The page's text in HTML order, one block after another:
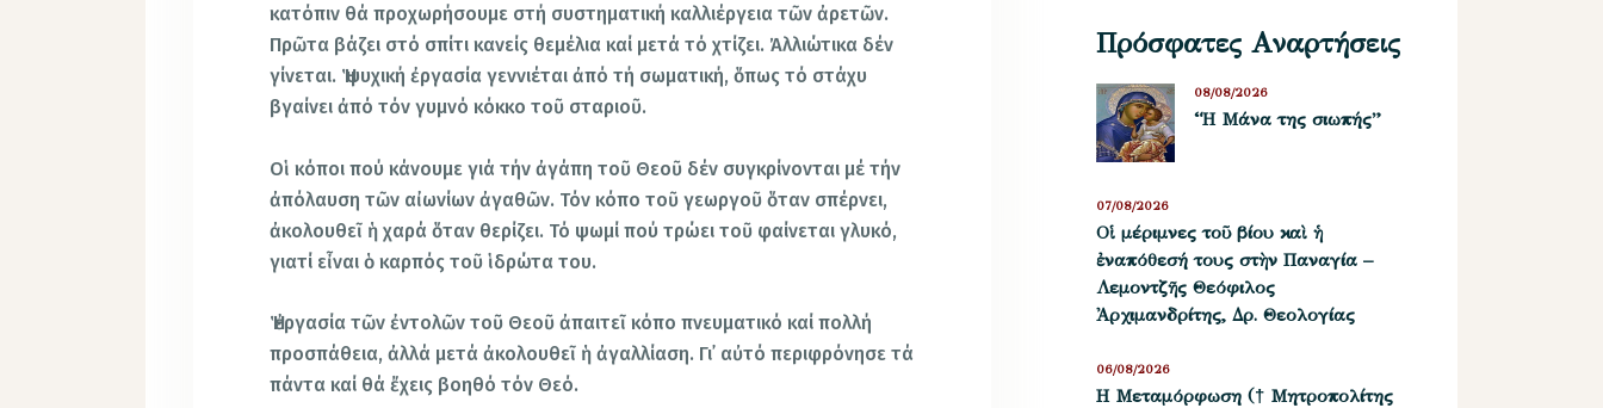
κατόπιν θά προχωρήσουμε στή συστηματική καλλιέργεια τῶν ἀρετῶν.
Πρῶτα βάζει στό σπίτι κανείς θεμέλια καί μετά τό χτίζει. Ἀλλιώτικα δέν
γίνεται. Ἡ ψυχική ἐργασία γεννιέται ἀπό τή σωματική, ὅπως τό στάχυ
βγαίνει ἀπό τόν γυμνό κόκκο τοῦ σταριοῦ.
Οἱ κόποι πού κάνουμε γιά τήν ἀγάπη τοῦ Θεοῦ δέν συγκρίνονται μέ τήν
ἀπόλαυση τῶν αἰωνίων ἀγαθῶν. Τόν κόπο τοῦ γεωργοῦ ὅταν σπέρνει,
ἀκολουθεῖ ἡ χαρά ὅταν θερίζει. Τό ψωμί πού τρώει τοῦ φαίνεται γλυκό,
γιατί εἶναι ὁ καρπός τοῦ ἱδρώτα του.
Ἡ ἐργασία τῶν ἐντολῶν τοῦ Θεοῦ ἀπαιτεῖ κόπο πνευματικό καί πολλή
προσπάθεια, ἀλλά μετά ἀκολουθεῖ ἡ ἀγαλλίαση. Γι᾿ αὐτό περιφρόνησε τά
πάντα καί θά ἔχεις βοηθό τόν Θεό.
Πρόσφατες Αναρτήσεις
“Η Μάνα της σιωπής”
08/08/2026
Οἱ μέριμνες τοῦ βίου καὶ ἡ
ἐναπόθεσή τους στὴν Παναγία –
Λεμοντζῆς Θεόφιλος
Ἀρχιμανδρίτης, Δρ. Θεολογίας
07/08/2026
Η Μεταμόρφωση († Μητροπολίτης
06/08/2026